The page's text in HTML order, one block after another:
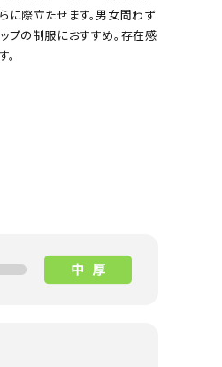
に際立たせます。男女問わず
プの制服におすすめ。存在感